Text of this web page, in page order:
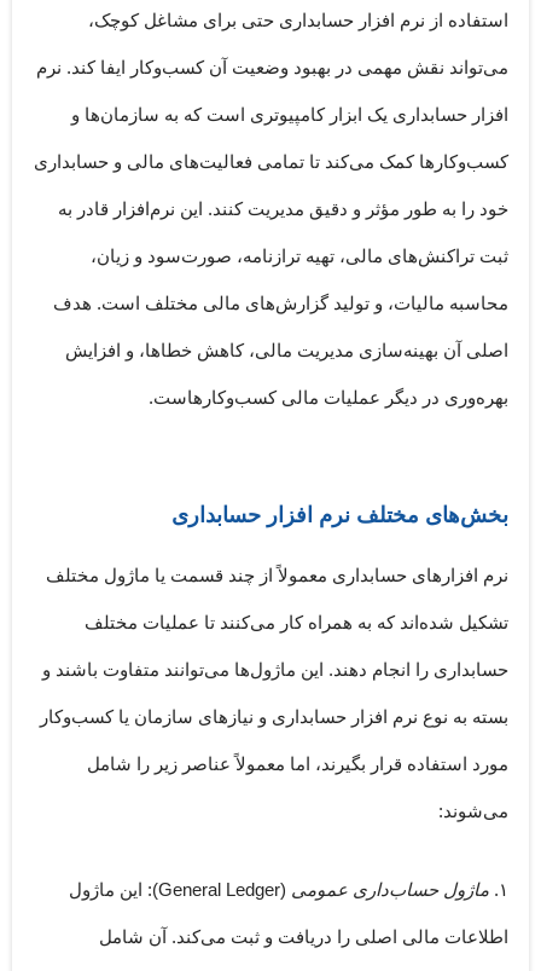
استفاده از نرم افزار حسابداری حتی برای مشاغل کوچک،
می‌تواند نقش مهمی در بهبود وضعیت آن کسب‌وکار ایفا کند. نرم
افزار حسابداری یک ابزار کامپیوتری است که به سازمان‌ها و
کسب‌وکارها کمک می‌کند تا تمامی فعالیت‌های مالی و حسابداری
خود را به طور مؤثر و دقیق مدیریت کنند. این نرم‌افزار قادر به
ثبت تراکنش‌های مالی، تهیه ترازنامه، صورت‌سود و زیان،
محاسبه مالیات، و تولید گزارش‌های مالی مختلف است. هدف
اصلی آن بهینه‌سازی مدیریت مالی، کاهش خطاها، و افزایش
بهره‌وری در دیگر عملیات مالی کسب‌وکارهاست.
بخش‌های مختلف نرم افزار حسابداری
نرم افزارهای حسابداری معمولاً از چند قسمت یا ماژول مختلف
تشکیل شده‌اند که به همراه کار می‌کنند تا عملیات مختلف
حسابداری را انجام دهند. این ماژول‌ها می‌توانند متفاوت باشند و
بسته به نوع نرم افزار حسابداری و نیازهای سازمان یا کسب‌وکار
مورد استفاده قرار بگیرند، اما معمولاً عناصر زیر را شامل
می‌شوند:
۱. ماژول حساب‌داری عمومی (General Ledger): این ماژول
اطلاعات مالی اصلی را دریافت و ثبت می‌کند. آن شامل